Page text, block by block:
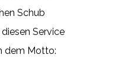
Schub
Service
dem Motto: